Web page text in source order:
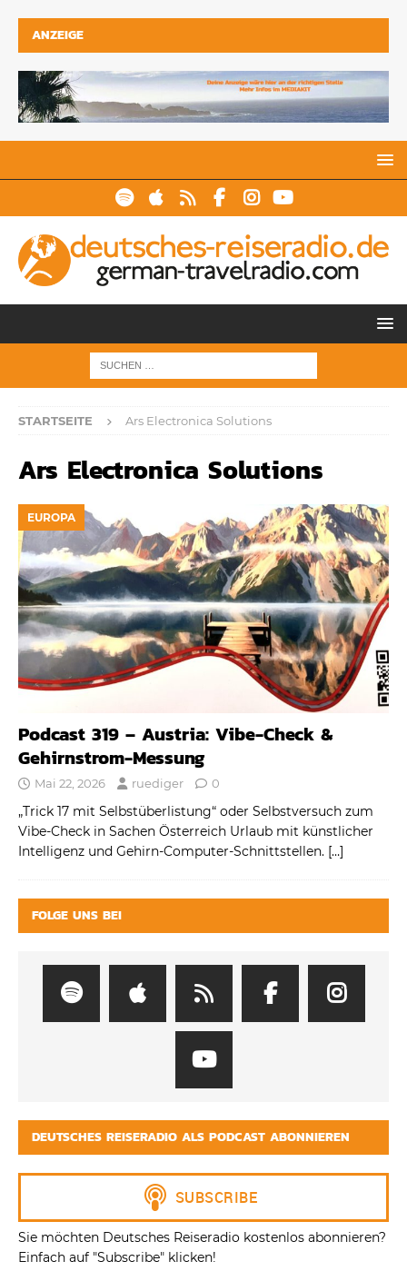
ANZEIGE
STARTSEITE Ars Electronica Solutions
Ars Electronica Solutions
EUROPA
Podcast 319 – Austria: Vibe-Check &
Gehirnstrom-Messung
Mai 22, 2026 ruediger 0
„Trick 17 mit Selbstüberlistung“ oder Selbstversuch zum
Vibe-Check in Sachen Österreich Urlaub mit künstlicher
Intelligenz und Gehirn-Computer-Schnittstellen. […]
FOLGE UNS BEI
DEUTSCHES REISERADIO ALS PODCAST ABONNIEREN
Sie möchten Deutsches Reiseradio kostenlos abonnieren?
Einfach auf "Subscribe" klicken!